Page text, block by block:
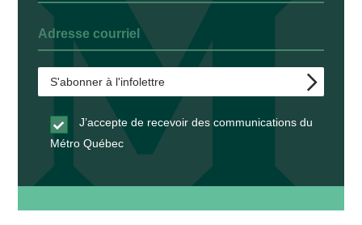
J’accepte de recevoir des communications du
Métro Québec